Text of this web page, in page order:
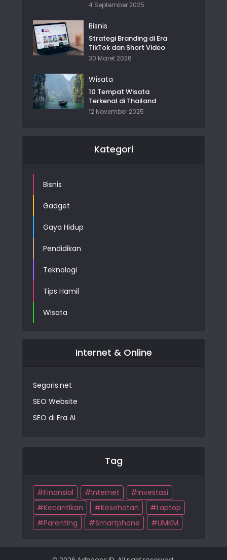
4 September 2025
Bisnis
Strategi Branding di Era
TikTok dan Short Video
30 Maret 2026
Wisata
10 Tempat Wisata
Terkenal di Thailand
12 November 2025
Kategori
Bisnis
Gadget
Gaya Hidup
Pendidikan
Teknologi
Tips Hamil
Wisata
Internet & Online
Segaris.net
SEO Website
SEO di Era AI
Tag
Finansial Internet
Investasi
Kecantikan
Kesehatan
Laptop
Parenting
Smartphone UMKM